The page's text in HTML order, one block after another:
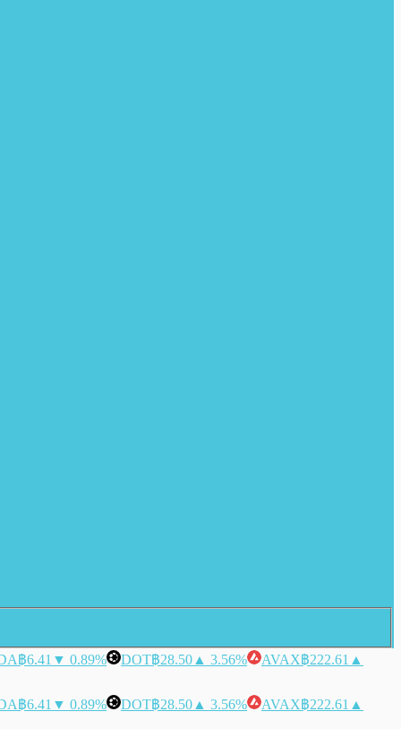
฿6.41 ▼ 0.89% DOT฿28.50 ▲ 3.56% AVAX฿222.61 ▲
฿6.41 ▼ 0.89% DOT฿28.50 ▲ 3.56% AVAX฿222.61 ▲